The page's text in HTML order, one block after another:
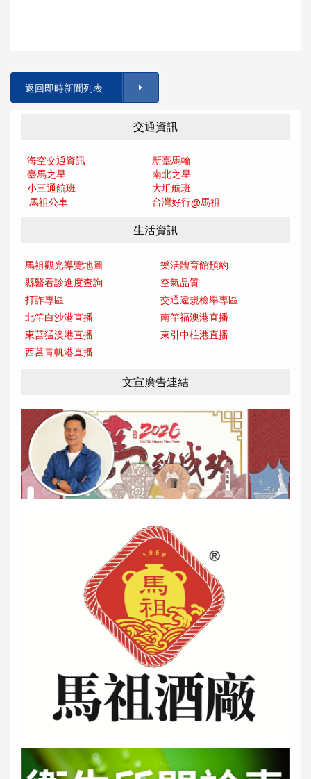
返回即時新聞列表
交通資訊
海空交通資訊
新臺馬輪
臺馬之星
南北之星
小三通航班
大坵航班
馬祖公車
台灣好行@馬祖
生活資訊
馬祖觀光導覽地圖
樂活體育館預約
縣醫看診進度查詢
空氣品質
打詐專區
交通違規檢舉專區
北竿白沙港直播
南竿福澳港直播
東莒猛澳港直播
東引中柱港直播
西莒青帆港直播
文宣廣告連結